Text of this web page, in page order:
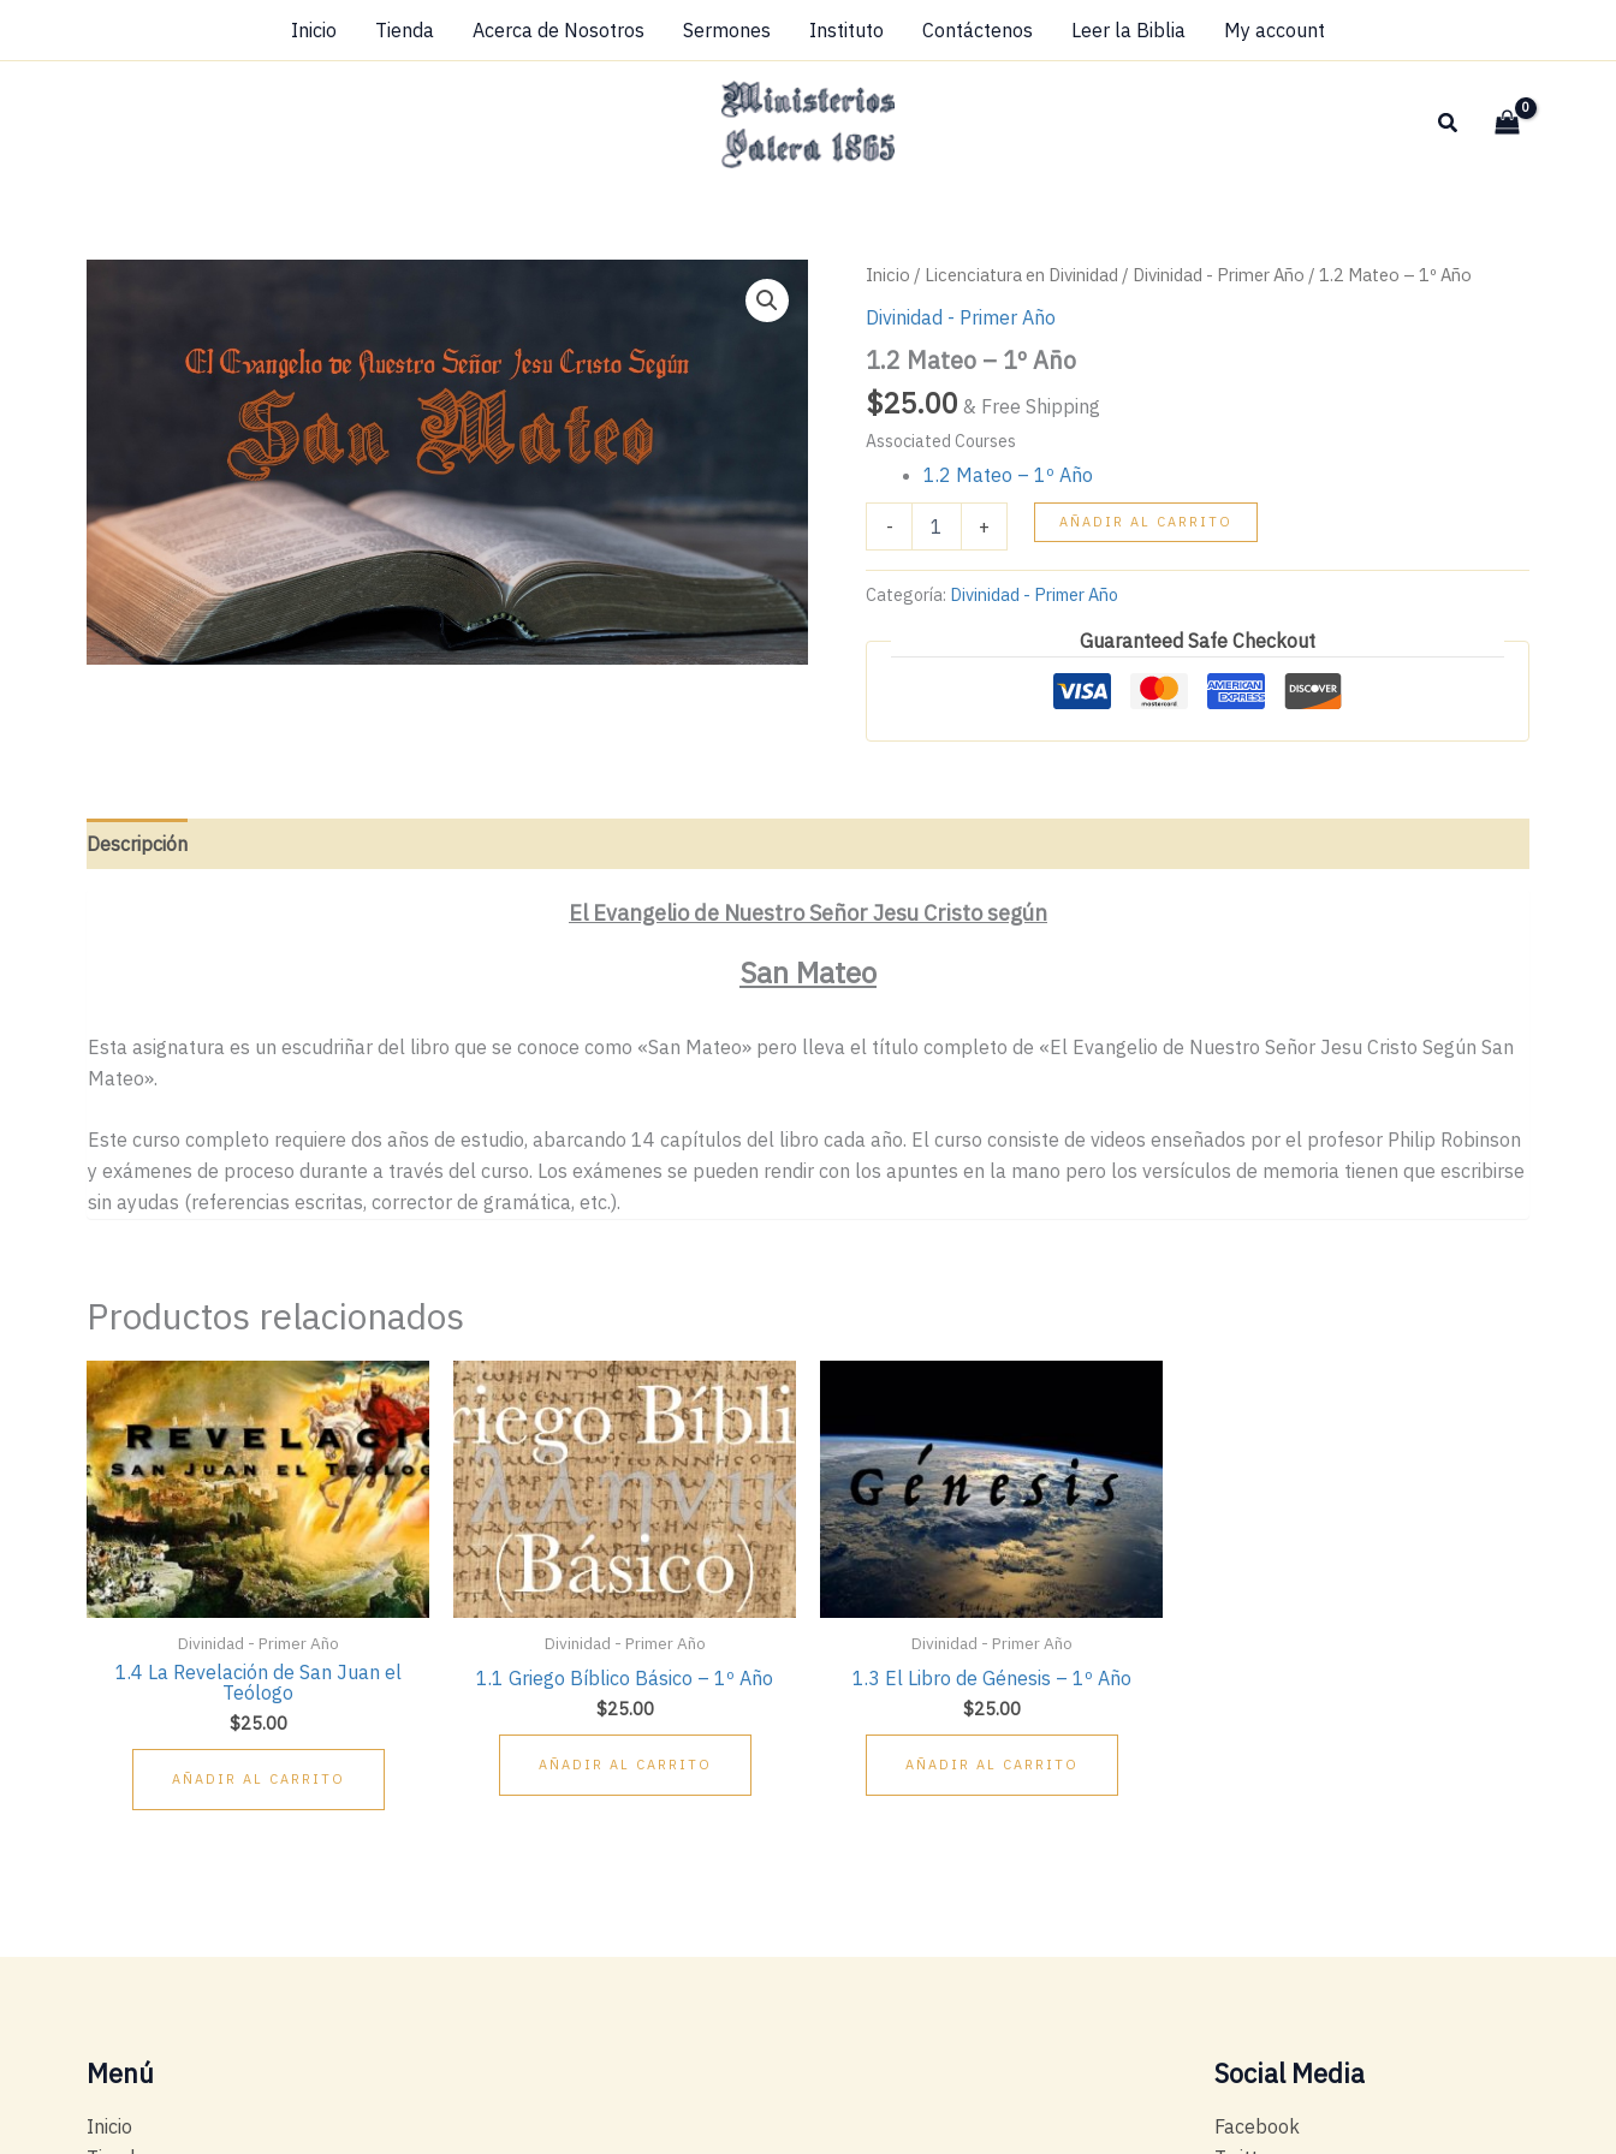
Inicio Tienda Acerca de Nosotros Sermones Instituto Contáctenos Leer la Biblia My account
Buscar
Inicio / Licenciatura en Divinidad / Divinidad - Primer Año / 1.2 Mateo – 1º Año
Divinidad - Primer Año
1.2 Mateo – 1º Año
$25.00 & Free Shipping
Associated Courses
1.2 Mateo – 1º Año
-
1.2
-
Año
cantidad
+ AÑADIR AL CARRITO
Categoría: Divinidad - Primer Año
Guaranteed Safe Checkout
Descripción
El Evangelio de Nuestro Señor Jesu Cristo según
San Mateo
Esta asignatura es un escudriñar del libro que se conoce como «San Mateo» pero lleva el título completo de «El Evangelio de Nuestro Señor Jesu Cristo Según San
Mateo».
Este curso completo requiere dos años de estudio, abarcando 14 capítulos del libro cada año. El curso consiste de videos enseñados por el profesor Philip Robinson
y exámenes de proceso durante a través del curso. Los exámenes se pueden rendir con los apuntes en la mano pero los versículos de memoria tienen que escribirse
sin ayudas (referencias escritas, corrector de gramática, etc.).
Productos relacionados
Divinidad - Primer Año
1.4 La Revelación de San Juan el
Teólogo
$25.00
AÑADIR AL CARRITO
Divinidad - Primer Año
1.1 Griego Bíblico Básico – 1º Año
$25.00
AÑADIR AL CARRITO
Divinidad - Primer Año
1.3 El Libro de Génesis – 1º Año
$25.00
AÑADIR AL CARRITO
Menú
Inicio
Social Media
Facebook
cantidad